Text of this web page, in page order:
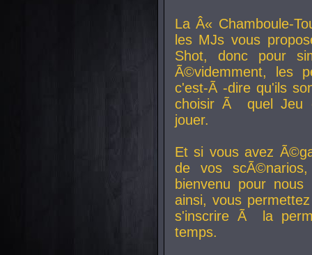
La Â« Chamboule-
les MJs vous
Shot, donc pour
Ã©videmment, les
c'est-Ã -dire qu'ils
choisir Ã quel Jeu
jouer.
Et si vous avez
de vos
bienvenu pour
ainsi, vous
s'inscrire Ã la
temps.